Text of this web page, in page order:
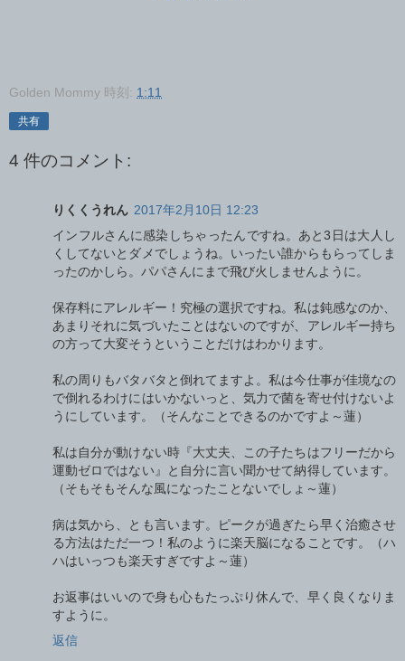
Golden Mommy 時刻: 1:11
共有
4 件のコメント:
りくくうれん 2017年2月10日 12:23
インフルさんに感染しちゃったんですね。あと3日は大人し
くしてないとダメでしょうね。いったい誰からもらってしま
ったのかしら。パパさんにまで飛び火しませんように。
保存料にアレルギー！究極の選択ですね。私は鈍感なのか、
あまりそれに気づいたことはないのですが、アレルギー持ち
の方って大変そうということだけはわかります。
私の周りもバタバタと倒れてますよ。私は今仕事が佳境なの
で倒れるわけにはいかないっと、気力で菌を寄せ付けないよ
うにしています。（そんなことできるのかですよ～蓮）
私は自分が動けない時『大丈夫、この子たちはフリーだから
運動ゼロではない』と自分に言い聞かせて納得しています。
（そもそもそんな風になったことないでしょ～蓮）
病は気から、とも言います。ピークが過ぎたら早く治癒させ
る方法はただ一つ！私のように楽天脳になることです。（ハ
ハはいっつも楽天すぎですよ～蓮）
お返事はいいので身も心もたっぷり休んで、早く良くなりま
すように。
返信